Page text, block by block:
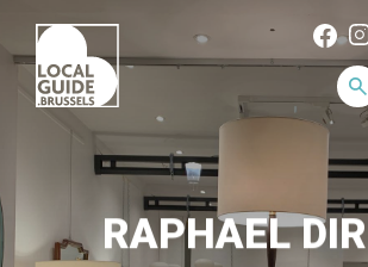
RAPHAEL